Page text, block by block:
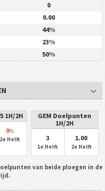
0
0.00
44%
23%
50%
1H/2H
0%
2e Helft
GEM Doelpunten
1H/2H
3
1e Helft
1.00
2e Helft
van beide ploegen in de